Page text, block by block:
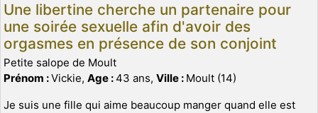
Une libertine cherche un partenaire pour
une soirée sexuelle afin d'avoir des
orgasmes en présence de son conjoint
Petite salope de Moult
Prénom :Vickie, Age :43 ans, Ville : Moult (14)
Je suis une fille qui aime beaucoup manger quand elle est